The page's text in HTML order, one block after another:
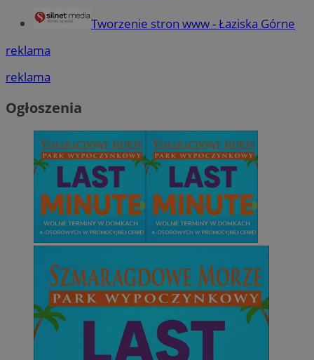
Tworzenie stron www - Łaziska Górne
reklama
reklama
Ogłoszenia